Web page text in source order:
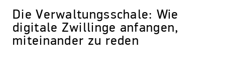
Die Verwaltungsschale: Wie
digitale Zwillinge anfangen,
miteinander zu reden